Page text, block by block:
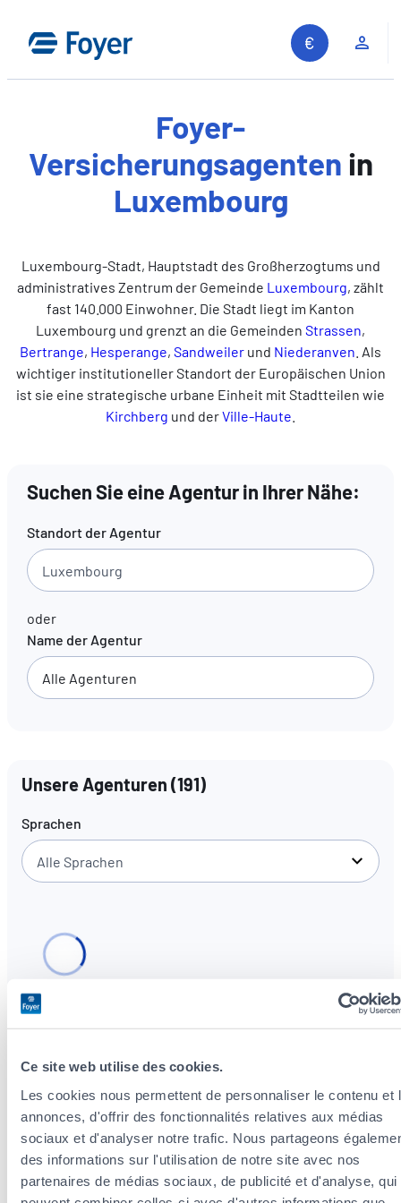
Ce site web utilise des cookies.
Les cookies nous permettent de personnaliser le contenu et
annonces, d'offrir des fonctionnalités relatives aux médias
sociaux et d'analyser notre trafic. Nous partageons
des informations sur l'utilisation de notre site avec nos
partenaires de médias sociaux, de publicité et d'analyse, qui
Inhalt
springen
Auf unserer Website suchen
Foyer-
Versicherungsagenten in
Luxembourg
Luxembourg‑Stadt, Hauptstadt des Großherzogtums und
administratives Zentrum der Gemeinde Luxembourg, zählt
fast 140.000 Einwohner. Die Stadt liegt im Kanton
Luxembourg und grenzt an die Gemeinden Strassen,
Bertrange, Hesperange, Sandweiler und Niederanven . Als
wichtiger institutioneller Standort der Europäischen Union
ist sie eine strategische urbane Einheit mit Stadtteilen wie
Kirchberg und derVille-Haute
Suchen Sie eine Agentur in Ihrer Nähe:
Standort der Agentur
oder
Name der Agentur
Unsere Agenturen (191)
Sprachen
Alle Sprachen
Versicherungsagenten in den Stadtteilen von
Luxemburg-Stadt
Versicherungsagenten im Stadtteil Rollingergrund /
Belair-Nord
Versicherungsagenten im Stadtteil Merl
Versicherungsagenten im Stadtteil Weimerskirch